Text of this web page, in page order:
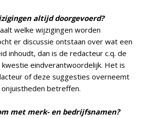
altijd doorgevoerd?
welke wijzigingen worden
er discussie ontstaan over wat een
inhoudt, dan is de redacteur c.q. de
eindverantwoordelijk. Het is
of deze suggesties overneemt
betreffen.
met merk- en bedrijfsnamen?